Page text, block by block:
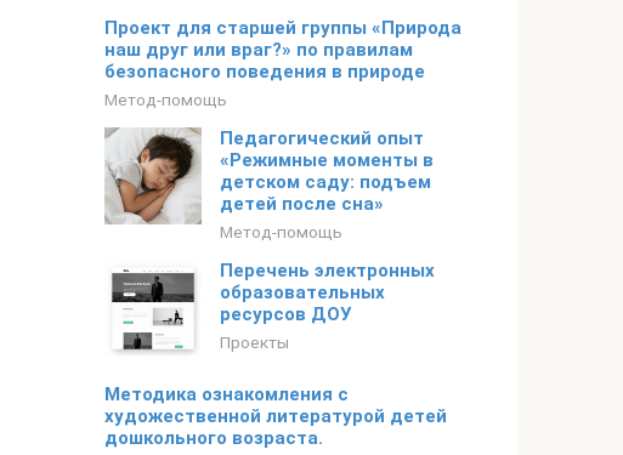
Проект для старшей группы «Природа
наш друг или враг?» по правилам
безопасного поведения в природе
Метод-помощь
Педагогический опыт
«Режимные моменты в
детском саду: подъем
детей после сна»
Метод-помощь
Перечень электронных
образовательных
ресурсов ДОУ
Проекты
Методика ознакомления с
художественной литературой детей
дошкольного возраста.